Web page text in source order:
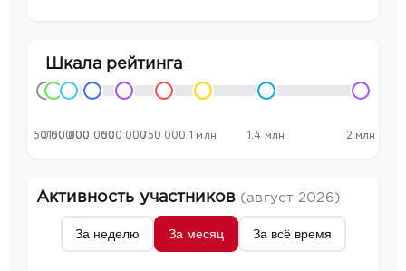
Шкала рейтинга
0
50 000
150 000300 000500 000750 000 1 млн 1.4 млн 2 млн
Активность участников (август 2026)
За неделю За месяц За всё время